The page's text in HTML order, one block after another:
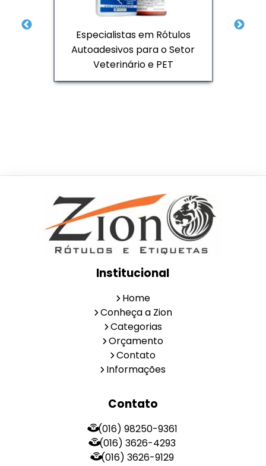
Especialistas em Rótulos
Autoadesivos para o Setor
Veterinário e PET
Institucional
Home
Conheça a Zion
Categorias
Orçamento
Contato
Informações
Contato
(016) 98250-9361
(016) 3626-4293
(016) 3626-9129